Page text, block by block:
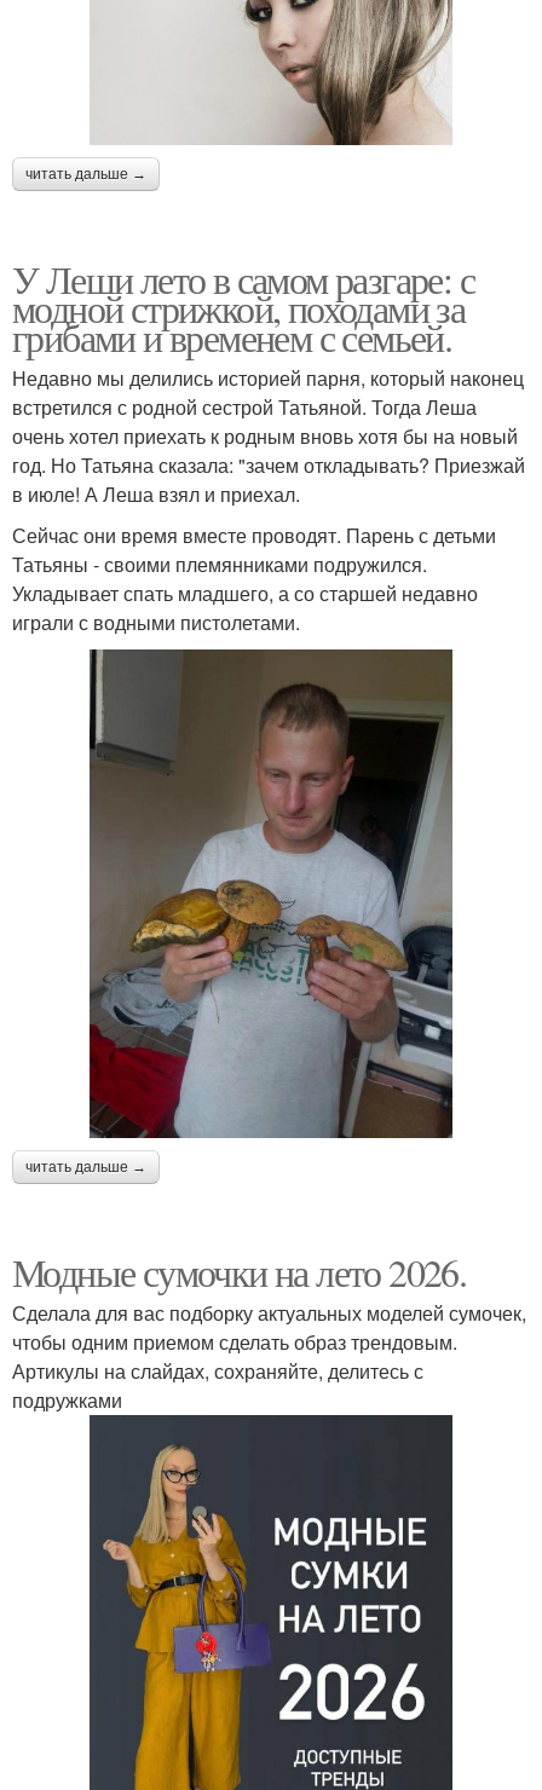
читать дальше →
У Леши лето в самом разгаре: с
модной стрижкой, походами за
грибами и временем с семьей.
Недавно мы делились историей парня, который наконец
встретился с родной сестрой Татьяной. Тогда Леша
очень хотел приехать к родным вновь хотя бы на новый
год. Но Татьяна сказала: "зачем откладывать? Приезжай
в июле! А Леша взял и приехал.
Сейчас они время вместе проводят. Парень с детьми
Татьяны - своими племянниками подружился.
Укладывает спать младшего, а со старшей недавно
играли с водными пистолетами.
читать дальше →
Модные сумочки на лето 2026.
Сделала для вас подборку актуальных моделей сумочек,
чтобы одним приемом сделать образ трендовым.
Артикулы на слайдах, сохраняйте, делитесь с
подружками